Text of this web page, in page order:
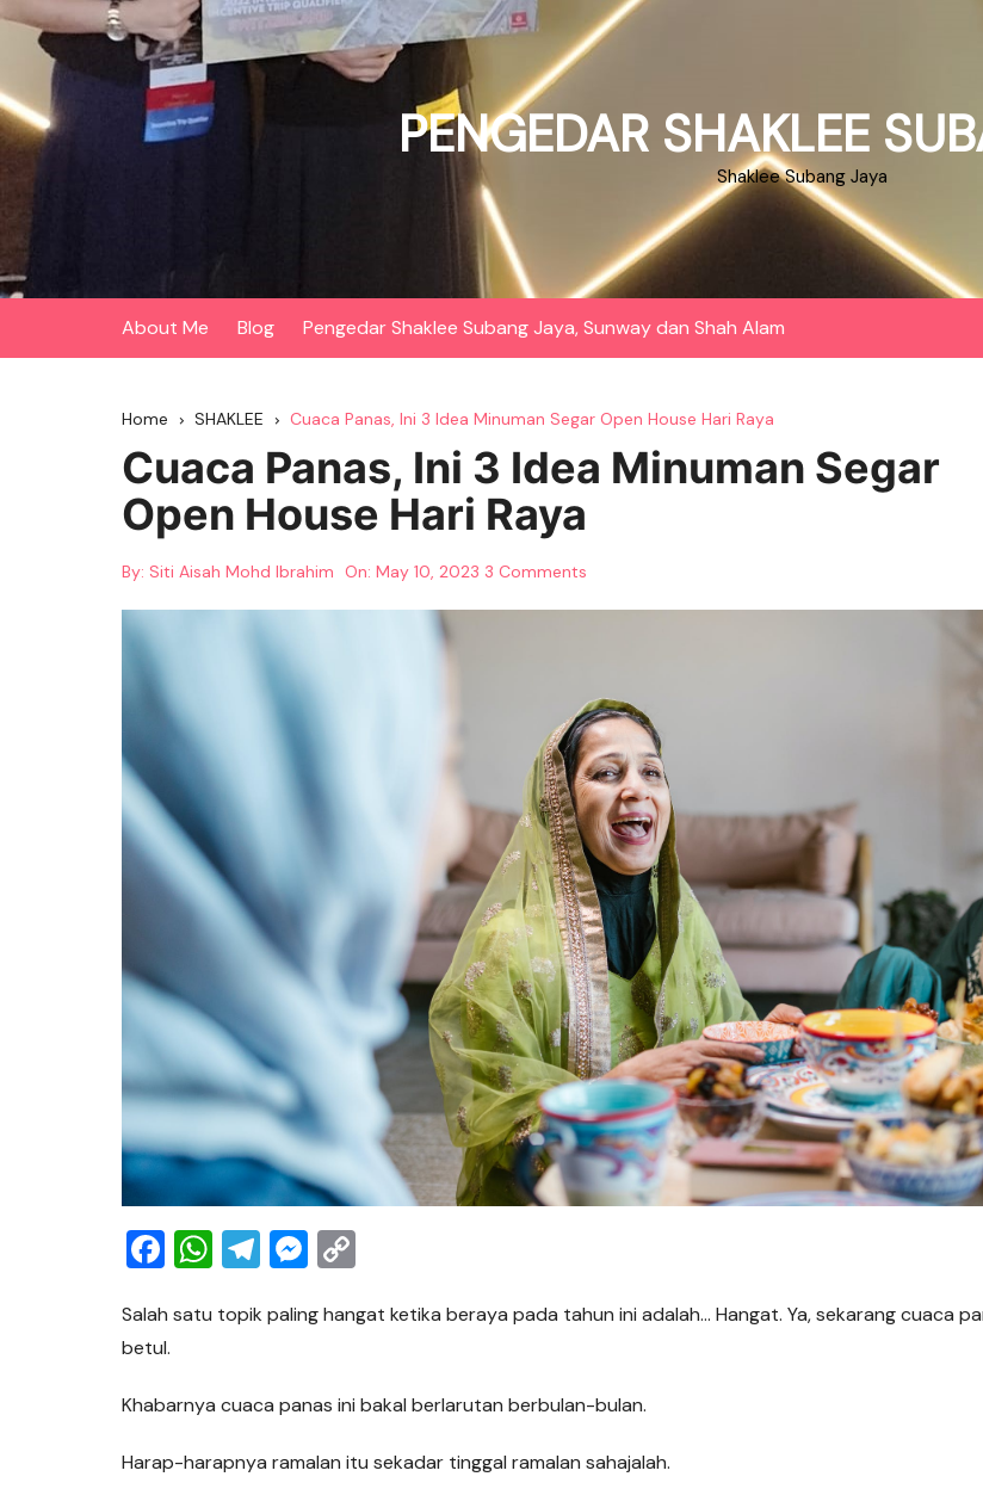
Skip
content
PENGEDAR SHAKLEE
Shaklee Subang Jaya
About Me Blog Pengedar Shaklee Subang Jaya, Sunway dan Shah Alam
Home SHAKLEE Cuaca Panas, Ini 3 Idea Minuman Segar Open House Hari Raya
Cuaca Panas, Ini 3 Idea Minuman Segar
Open House Hari Raya
By: Siti Aisah Mohd Ibrahim On: May 10, 2023 3 Comments
F
c
e
b
o
W
at
A
p
T
e
a
M
ss
n
er
p
Li
k
Salah satu topik paling hangat ketika beraya pada tahun ini adalah… Hangat. Ya, sekarang cuaca
betul.
Khabarnya cuaca panas ini bakal berlarutan berbulan-bulan.
Harap-harapnya ramalan itu sekadar tinggal ramalan sahajalah.